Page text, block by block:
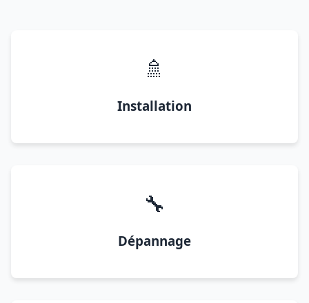
🚿
Installation
🔧
Dépannage